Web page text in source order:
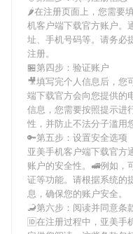
🌶在注册页面上，您需要
机客户端下载官方账户。
址、手机号码等。请务必
注册。
🏪第四步：验证账户
🎥填写完个人信息后，您
端下载官方会向您提供的
信息，您需要按照提示进
性，并防止不法分子滥用
🔑第五步：设置安全选项
亚美手机客户端下载官方
账户的安全性。🚅例如，
证等功能。请根据系统的
息，确保您的账户安全。
🦂第六步：阅读并同意条
🆔在注册过程中， 亚美手